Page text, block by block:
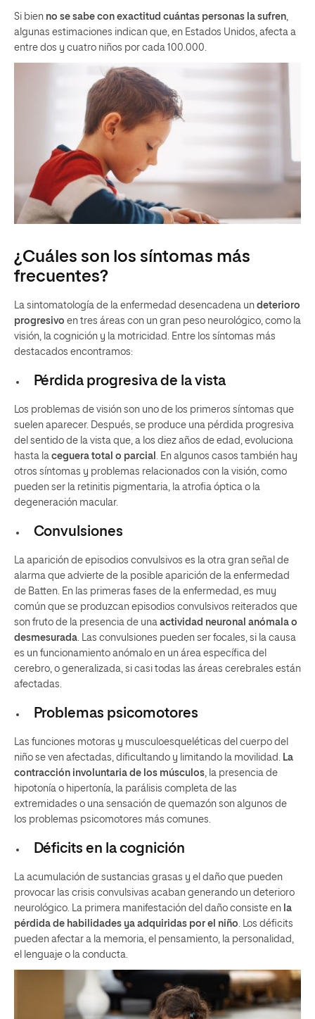
Si bien no se sabe con exactitud cuántas personas la sufren
algunas estimaciones indican que, en Estados Unidos, afecta a
entre dos y cuatro niños por cada 100.000.
¿Cuáles son los síntomas más
frecuentes?
La sintomatología de la enfermedad desencadena un deterioro
progresivo en tres áreas con un gran peso neurológico, como la
visión, la cognición y la motricidad. Entre los síntomas más
destacados encontramos:
Pérdida progresiva de la vista
Los problemas de visión son uno de los primeros síntomas que
suelen aparecer. Después, se produce una pérdida progresiva
del sentido de la vista que, a los diez años de edad, evoluciona
hasta la ceguera total o parcial . En algunos casos también hay
otros síntomas y problemas relacionados con la visión, como
pueden ser la retinitis pigmentaria, la atrofia óptica o la
degeneración macular.
Convulsiones
La aparición de episodios convulsivos es la otra gran señal de
alarma que advierte de la posible aparición de la enfermedad
de Batten. En las primeras fases de la enfermedad, es muy
común que se produzcan episodios convulsivos reiterados que
son fruto de la presencia de una actividad neuronal anómala o
desmesurada. Las convulsiones pueden ser focales, si la causa
es un funcionamiento anómalo en un área específica del
cerebro, o generalizada, si casi todas las áreas cerebrales están
afectadas.
Problemas psicomotores
Las funciones motoras y musculoesqueléticas del cuerpo del
niño se ven afectadas, dificultando y limitando la movilidad. La
contracción involuntaria de los músculos, la presencia de
hipotonía o hipertonía, la parálisis completa de las
extremidades o una sensación de quemazón son algunos de
los problemas psicomotores más comunes.
Déficits en la cognición
La acumulación de sustancias grasas y el daño que pueden
provocar las crisis convulsivas acaban generando un deterioro
neurológico. La primera manifestación del daño consiste en la
pérdida de habilidades ya adquiridas por el niño. Los déficits
pueden afectar a la memoria, el pensamiento, la personalidad,
el lenguaje o la conducta.